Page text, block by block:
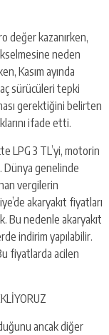
değer kazanırken,
neden
Kasım ayında
sürücüleri tepki
gerektiğini belirten
ifade etti.
LPG 3 TL’yi, motorin
Dünya genelinde
vergilerin
akaryakıt fiyatları
Bu nedenle akaryakıt
indirim yapılabilir.
fiyatlarda acilen
ancak diğer